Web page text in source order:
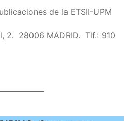
de la ETSII-UPM
2. 28006 MADRID. Tlf.: 910